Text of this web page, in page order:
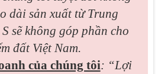
dài sản xuất từ Trung
sẽ không góp phần cho
đất Việt Nam.
của chúng tôi: “Lợi